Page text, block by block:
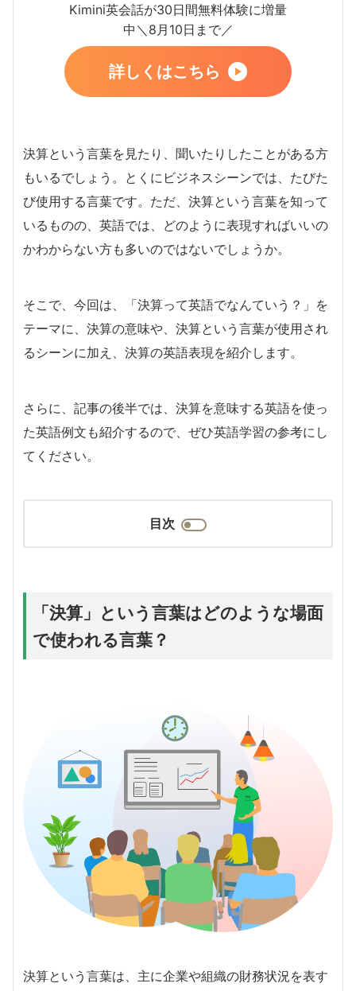
Kimini英会話が30日間無料体験に増量
中＼8月10日まで／
詳しくはこちら
決算という言葉を見たり、聞いたりしたことがある方
もいるでしょう。とくにビジネスシーンでは、たびた
び使用する言葉です。ただ、決算という言葉を知って
いるものの、英語では、どのように表現すればいいの
かわからない方も多いのではないでしょうか。
そこで、今回は、「決算って英語でなんていう？」を
テーマに、決算の意味や、決算という言葉が使用され
るシーンに加え、決算の英語表現を紹介します。
さらに、記事の後半では、決算を意味する英語を使っ
た英語例文も紹介するので、ぜひ英語学習の参考にし
てください。
目次
「決算」という言葉はどのような場面
で使われる言葉？
決算という言葉は、主に企業や組織の財務状況を表す